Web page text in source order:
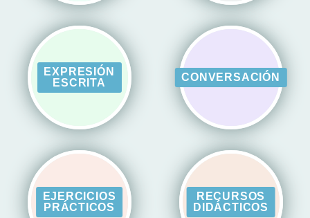
EXPRESIÓN
ESCRITA
CONVERSACIÓN
EJERCICIOS
PRÁCTICOS
RECURSOS
DIDÁCTICOS